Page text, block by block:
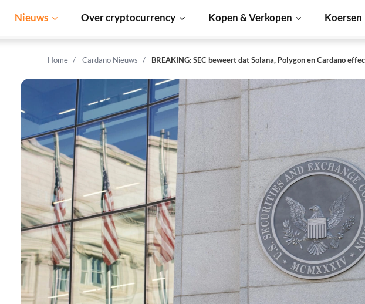
Nieuws Over cryptocurrency Kopen & Verkopen Koersen
Home Cardano Nieuws BREAKING: SEC beweert dat Solana, Polygon en Cardano